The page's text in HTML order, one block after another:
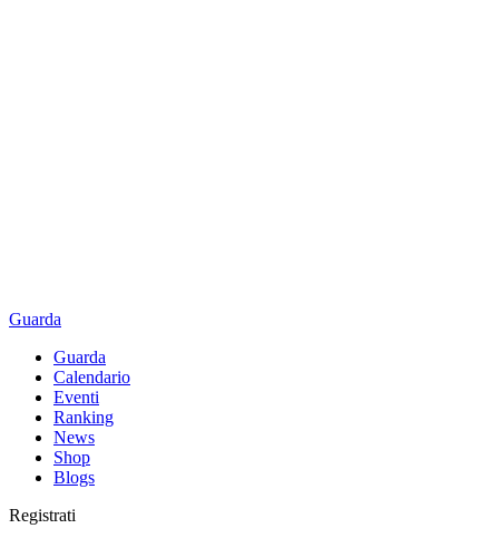
Guarda
Guarda
Calendario
Eventi
Ranking
News
Shop
Blogs
Registrati